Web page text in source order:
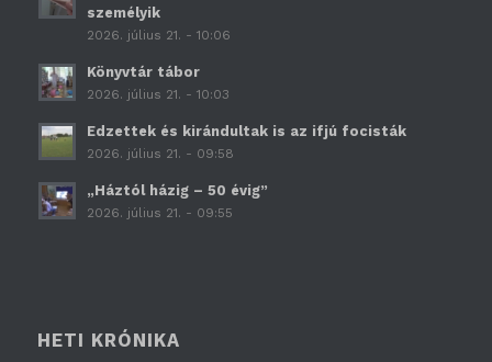
személyik
2026. július 21. - 10:06
Könyvtár tábor
2026. július 21. - 10:03
Edzettek és kirándultak is az ifjú focisták
2026. július 21. - 09:58
„Háztól házig – 50 évig”
2026. július 21. - 09:55
HETI KRÓNIKA